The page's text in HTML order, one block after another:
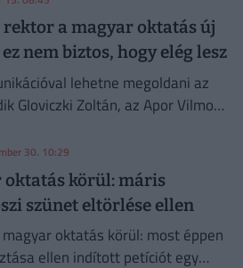
a magyar oktatás új
nem biztos, hogy elég lesz
lehetne megoldani az
Gloviczki Zoltán, az Apor Vilmos
30. 10:29
oktatás körül: máris
szünet eltörlése ellen
oktatás körül: most éppen
ellen indított petíciót egy